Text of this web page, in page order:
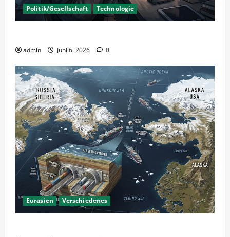
Politik/Gesellschaft Technologie
admin Juni 6, 2026 0
Eurasien Verschiedenes